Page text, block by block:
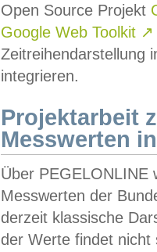
Open Source Projekt
Google Web Toolkit ↗
Zeitreihendarstellung
integrieren.
Projektarbeit
Messwerten
Über PEGELONLINE
Messwerten der
derzeit klassische
der Werte findet